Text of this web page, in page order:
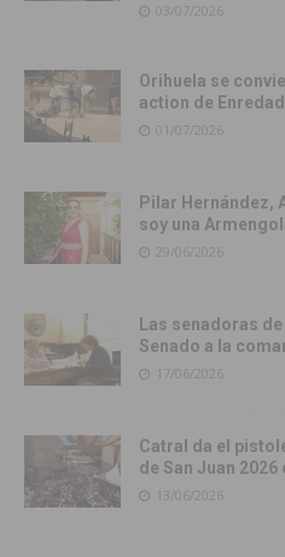
03/07/2026
Orihuela se
action de
01/07/2026
Pilar Hernández,
soy una
29/06/2026
Las senadoras de
Senado a la
17/06/2026
Catral da el
de San Juan
13/06/2026